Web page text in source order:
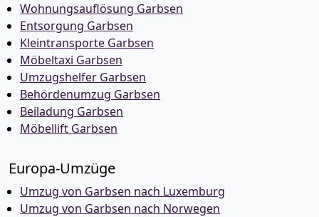
Wohnungsauflösung Garbsen
Entsorgung Garbsen
Kleintransporte Garbsen
Möbeltaxi Garbsen
Umzugshelfer Garbsen
Behördenumzug Garbsen
Beiladung Garbsen
Möbellift Garbsen
Europa-Umzüge
Umzug von Garbsen nach Luxemburg
Umzug von Garbsen nach Norwegen